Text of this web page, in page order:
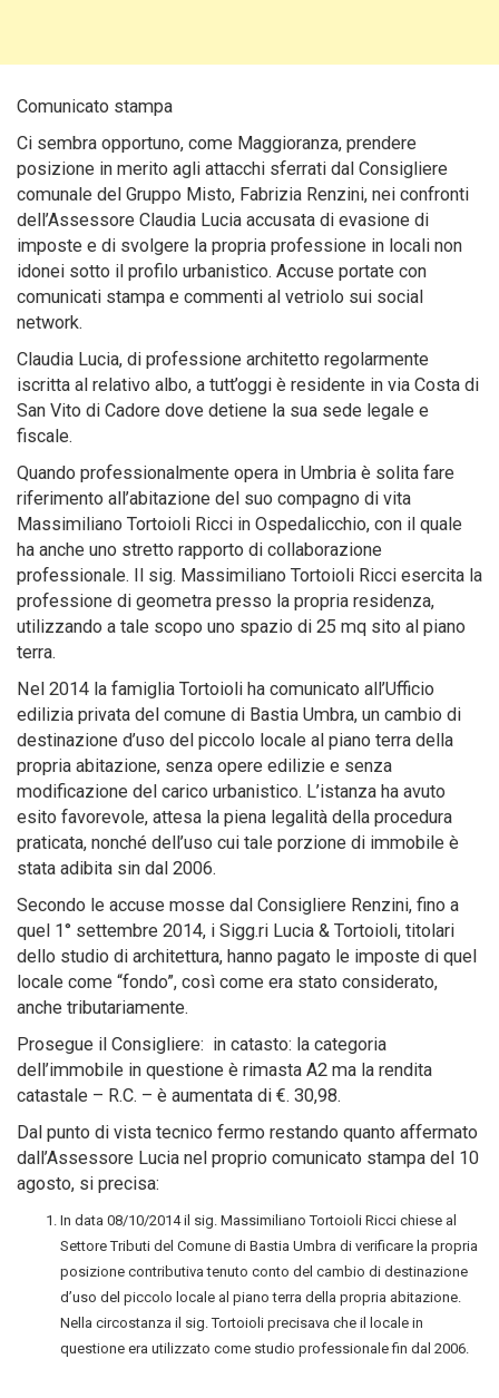
Comunicato stampa
Ci sembra opportuno, come Maggioranza, prendere
posizione in merito agli attacchi sferrati dal Consigliere
comunale del Gruppo Misto, Fabrizia Renzini, nei confronti
dell’Assessore Claudia Lucia accusata di evasione di
imposte e di svolgere la propria professione in locali non
idonei sotto il profilo urbanistico. Accuse portate con
comunicati stampa e commenti al vetriolo sui social
network.
Claudia Lucia, di professione architetto regolarmente
iscritta al relativo albo, a tutt’oggi è residente in via Costa di
San Vito di Cadore dove detiene la sua sede legale e
fiscale.
Quando professionalmente opera in Umbria è solita fare
riferimento all’abitazione del suo compagno di vita
Massimiliano Tortoioli Ricci in Ospedalicchio, con il quale
ha anche uno stretto rapporto di collaborazione
professionale. Il sig. Massimiliano Tortoioli Ricci esercita la
professione di geometra presso la propria residenza,
utilizzando a tale scopo uno spazio di 25 mq sito al piano
terra.
Nel 2014 la famiglia Tortoioli ha comunicato all’Ufficio
edilizia privata del comune di Bastia Umbra, un cambio di
destinazione d’uso del piccolo locale al piano terra della
propria abitazione, senza opere edilizie e senza
modificazione del carico urbanistico. L’istanza ha avuto
esito favorevole, attesa la piena legalità della procedura
praticata, nonché dell’uso cui tale porzione di immobile è
stata adibita sin dal 2006.
Secondo le accuse mosse dal Consigliere Renzini, fino a
quel 1° settembre 2014, i Sigg.ri Lucia & Tortoioli, titolari
dello studio di architettura, hanno pagato le imposte di quel
locale come “fondo”, così come era stato considerato,
anche tributariamente.
Prosegue il Consigliere: in catasto: la categoria
dell’immobile in questione è rimasta A2 ma la rendita
catastale – R.C. – è aumentata di €. 30,98.
Dal punto di vista tecnico fermo restando quanto affermato
dall’Assessore Lucia nel proprio comunicato stampa del 10
agosto, si precisa:
In data 08/10/2014 il sig. Massimiliano Tortoioli Ricci chiese al
Settore Tributi del Comune di Bastia Umbra di verificare la propria
posizione contributiva tenuto conto del cambio di destinazione
d’uso del piccolo locale al piano terra della propria abitazione.
Nella circostanza il sig. Tortoioli precisava che il locale in
questione era utilizzato come studio professionale fin dal 2006.